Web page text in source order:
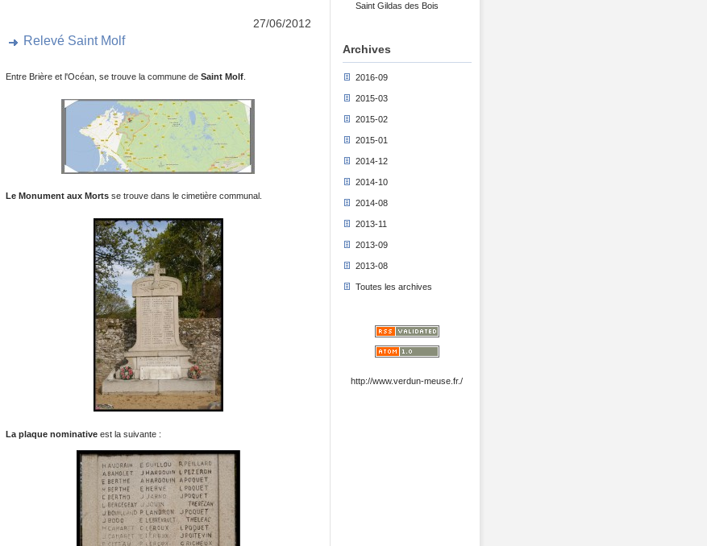
Saint Gildas des Bois
Archives
2016-09
2015-03
2015-02
2015-01
2014-12
2014-10
2014-08
2013-11
2013-09
2013-08
Toutes les archives
http://www.verdun-meuse.fr./
27/06/2012
Relevé Saint Molf
Entre Brière et l'Océan, se trouve la commune de Saint Molf.
Le Monument aux Mortsse trouve dans le cimetière communal.
La plaque nominativeest la suivante :